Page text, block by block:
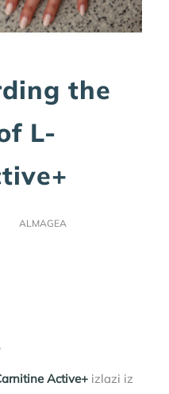
the
L-
ALMAGEA
Active+ izlazi iz